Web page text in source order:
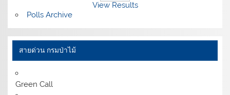
View Results
Polls Archive
สายด่วน กรมป่าไม้
Green Call